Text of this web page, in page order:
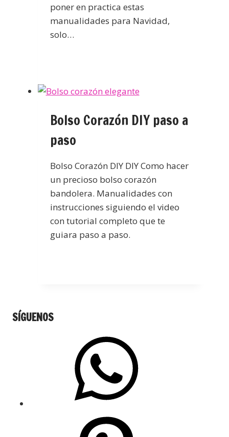
poner en practica estas
manualidades para Navidad,
solo…
Bolso Corazón DIY paso a
paso
Bolso Corazón DIY DIY Como hacer
un precioso bolso corazón
bandolera. Manualidades con
instrucciones siguiendo el video
con tutorial completo que te
guiara paso a paso.
SÍGUENOS